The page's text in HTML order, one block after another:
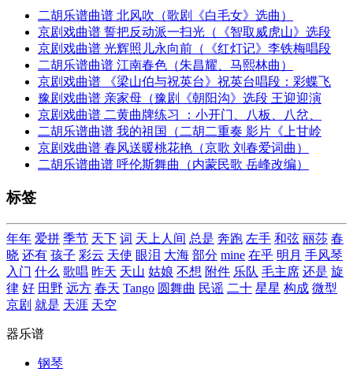
二胡乐谱曲谱 北风吹（歌剧《白毛女》选曲）
京剧戏曲谱 誓把反动派一扫光（《智取威虎山》选段
京剧戏曲谱 光辉照儿永向前（《红灯记》李铁梅唱段
二胡乐谱曲谱 江南春色（朱昌耀、马熙林曲）
京剧戏曲谱 《梁山伯与祝英台》祝英台唱段：彩蝶飞
豫剧戏曲谱 亲家母（豫剧《朝阳沟》选段 王迎迎演
京剧戏曲谱 二黄曲牌练习 ：小开门、八板、八岔、
二胡乐谱曲谱 我的祖国（二胡二重奏 影片《上甘岭
京剧戏曲谱 春风送暖桃花艳（京歌 刘春爱词曲）
二胡乐谱曲谱 呼伦斯舞曲（内蒙民歌 岳峰改编）
标签
年年 爱拼 季节 天下 词 天上人间 总是 奔跑 左手 和弦 丽莎 春
晓 还有 孩子 彩云 天使 眼泪 大海 部分 mine 在乎 明月 手风琴
入门 什么 歌唱 昨天 天山 姑娘 不想 附件 乐队 毛主席 还是 旋
律 好 田野 远方 春天 Tango 圆舞曲 民谣 二十 星星 构成 微型
京剧 就是 天涯 天空
器乐谱
钢琴